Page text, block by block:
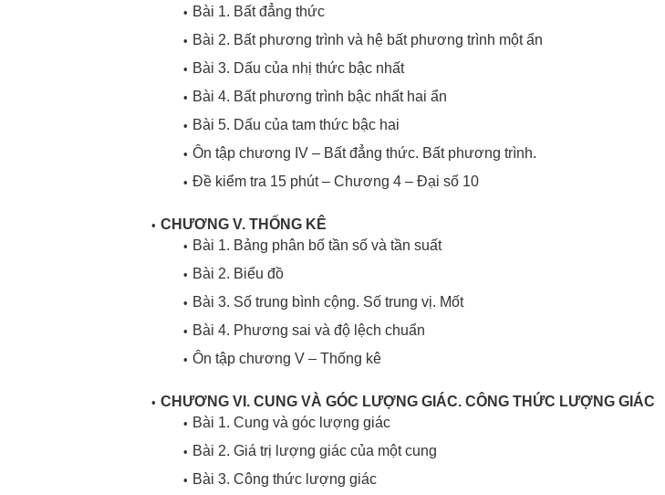
Bài 1. Bất đẳng thức
Bài 2. Bất phương trình và hệ bất phương trình một ẩn
Bài 3. Dấu của nhị thức bậc nhất
Bài 4. Bất phương trình bậc nhất hai ẩn
Bài 5. Dấu của tam thức bậc hai
Ôn tập chương IV – Bất đẳng thức. Bất phương trình.
Đề kiểm tra 15 phút – Chương 4 – Đại số 10
CHƯƠNG V. THỐNG KÊ
Bài 1. Bảng phân bố tần số và tần suất
Bài 2. Biểu đồ
Bài 3. Số trung bình cộng. Số trung vị. Mốt
Bài 4. Phương sai và độ lệch chuẩn
Ôn tập chương V – Thống kê
CHƯƠNG VI. CUNG VÀ GÓC LƯỢNG GIÁC. CÔNG THỨC LƯỢNG GIÁC
Bài 1. Cung và góc lượng giác
Bài 2. Giá trị lượng giác của một cung
Bài 3. Công thức lượng giác